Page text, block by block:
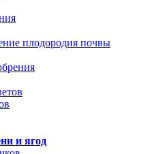
плодородия почвы
и ягод